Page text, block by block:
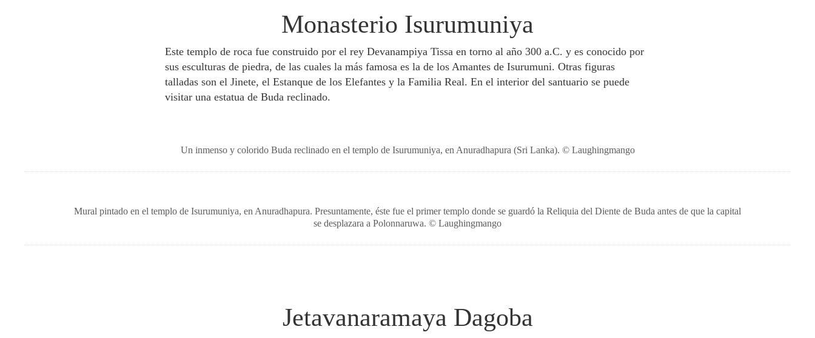
Monasterio Isurumuniya
Este templo de roca fue construido por el rey Devanampiya Tissa en torno al año 300 a.C. y es conocido por
sus esculturas de piedra, de las cuales la más famosa es la de los Amantes de Isurumuni. Otras figuras
talladas son el Jinete, el Estanque de los Elefantes y la Familia Real. En el interior del santuario se puede
visitar una estatua de Buda reclinado.
Un inmenso y colorido Buda reclinado en el templo de Isurumuniya, en Anuradhapura (Sri Lanka). © Laughingmango
Mural pintado en el templo de Isurumuniya, en Anuradhapura. Presuntamente, éste fue el primer templo donde se guardó la Reliquia del Diente de Buda antes de que la capital
se desplazara a Polonnaruwa. © Laughingmango
Jetavanaramaya Dagoba